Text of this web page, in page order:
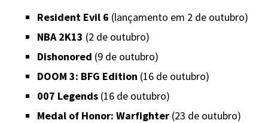
Resident Evil 6 (lançamento em 2 de outubro)
NBA 2K13 (2 de outubro)
Dishonored (9 de outubro)
DOOM 3: BFG Edition (16 de outubro)
007 Legends (16 de outubro)
Medal of Honor: Warfighter (23 de outubro)